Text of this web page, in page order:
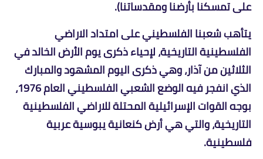
على تمسكنا بأرضنا ومقدساتنا).
يتأهب شعبنا الفلسطيني على امتداد الاراضي
الفلسطينية التاريخية، لإحياء ذكرى يوم الأرض الخالد في
الثلاثين من آذار، وهي ذكرى اليوم المشهود والمبارك
الذي انفجر فيه الوضع الشعبي الفلسطيني العام 1976،
بوجه القوات الإسرائيلية المحتلة للاراضي الفلسطينية
التاريخية، والتي هي أرض كنعانية يبوسية عربية
فلسطينية.